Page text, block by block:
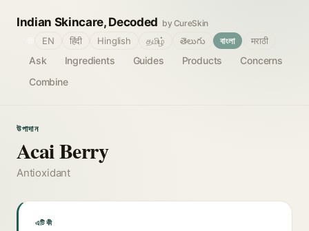
Indian Skincare, Decoded by CureSkin
Ask Ingredients Guides Products
Concerns
Combine
EN हिंदी Hinglish தமிழ் తెలుగు বাংলা मराठी
উপাদান
Acai Berry
Antioxidant
এটি কী